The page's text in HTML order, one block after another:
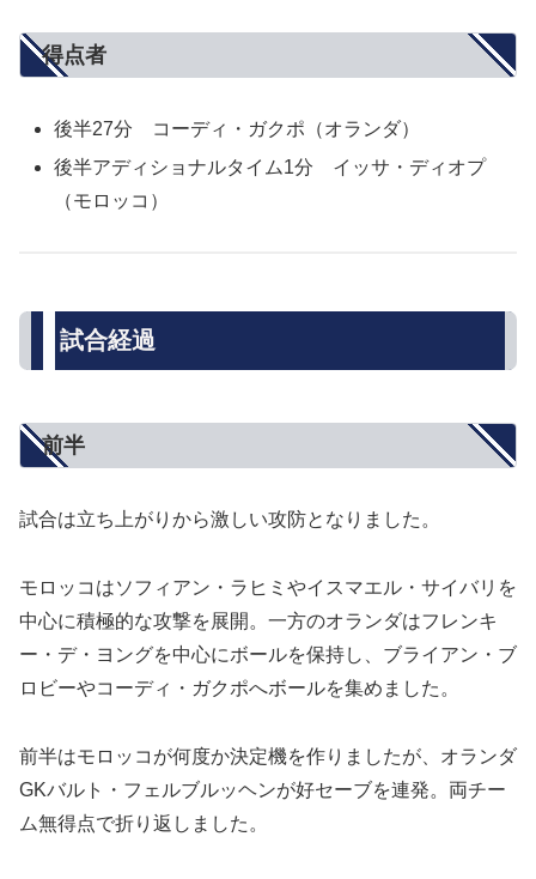
得点者
後半27分 コーディ・ガクポ（オランダ）
後半アディショナルタイム1分 イッサ・ディオプ
（モロッコ）
試合経過
前半
試合は立ち上がりから激しい攻防となりました。
モロッコはソフィアン・ラヒミやイスマエル・サイバリを
中心に積極的な攻撃を展開。一方のオランダはフレンキ
ー・デ・ヨングを中心にボールを保持し、ブライアン・ブ
ロビーやコーディ・ガクポへボールを集めました。
前半はモロッコが何度か決定機を作りましたが、オランダ
GKバルト・フェルブルッヘンが好セーブを連発。両チー
ム無得点で折り返しました。